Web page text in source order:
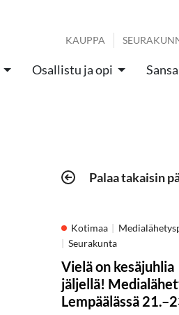
KAUPPA
Osallistu ja opi Sansa
Palaa takaisin
Kotimaa
Seurakunta
Vielä on kesäjuhlia
jäljellä!
Lempäälässä